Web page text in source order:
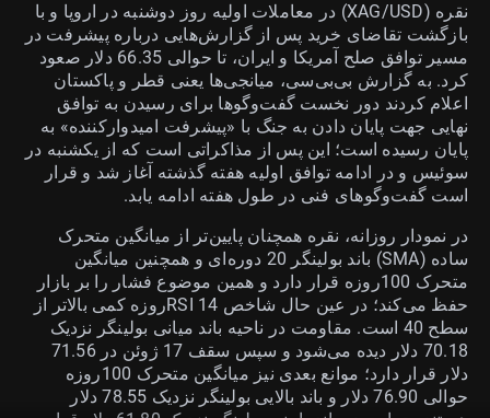
نقره (XAG/USD) در معاملات اولیه روز دوشنبه در اروپا و با
بازگشت تقاضای خرید پس از گزارش‌هایی درباره پیشرفت در
مسیر توافق صلح آمریکا و ایران، تا حوالی 66.35 دلار صعود
کرد. به گزارش بی‌بی‌سی، میانجی‌ها یعنی قطر و پاکستان
اعلام کردند دور نخست گفت‌وگوها برای رسیدن به توافق
نهایی جهت پایان دادن به جنگ با «پیشرفت امیدوارکننده» به
پایان رسیده است؛ این پس از مذاکراتی است که از یکشنبه در
سوئیس و در ادامه توافق اولیه هفته گذشته آغاز شد و قرار
است گفت‌وگوهای فنی در طول هفته ادامه یابد.
در نمودار روزانه، نقره همچنان پایین‌تر از میانگین متحرک
ساده (SMA) باند بولینگر 20 دوره‌ای و همچنین میانگین
متحرک 100روزه قرار دارد و همین موضوع فشار را بر بازار
حفظ می‌کند؛ در عین حال شاخص RSI 14روزه کمی بالاتر از
سطح 40 است. مقاومت در ناحیه باند میانی بولینگر نزدیک
70.18 دلار دیده می‌شود و سپس سقف 17 ژوئن در 71.56
دلار قرار دارد؛ موانع بعدی نیز میانگین متحرک 100روزه
حوالی 76.90 دلار و باند بالایی بولینگر نزدیک 78.55 دلار